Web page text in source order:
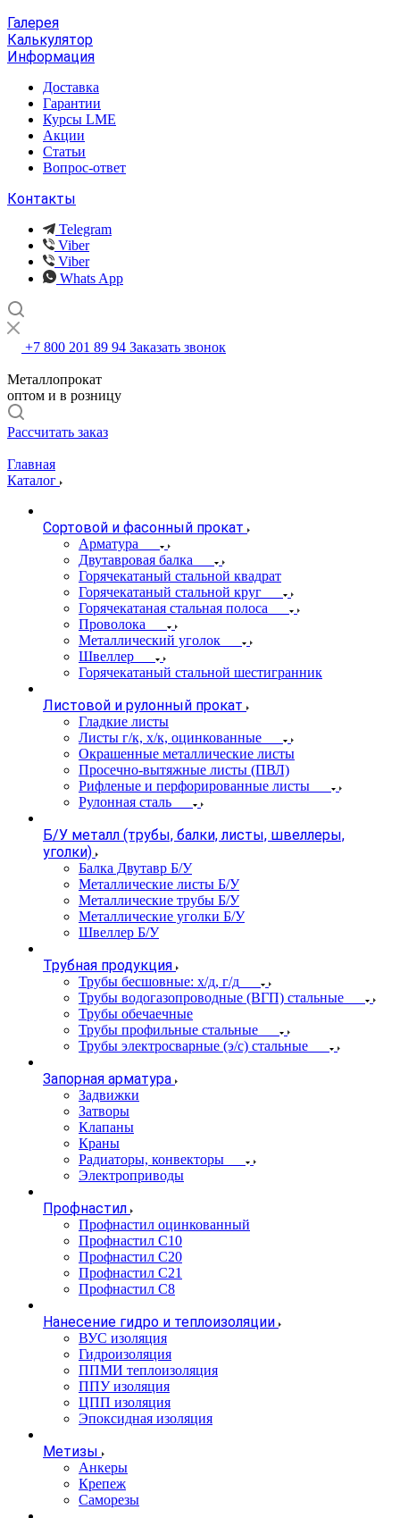
Галерея
Калькулятор
Информация
Доставка
Гарантии
Курсы LME
Акции
Статьи
Вопрос-ответ
Контакты
Telegram
Viber
Viber
Whats App
+7 800 201 89 94 Заказать звонок
Металлопрокат
оптом и в розницу
Рассчитать заказ
Главная
Каталог
Сортовой и фасонный прокат
Арматура
Двутавровая балка
Горячекатаный стальной квадрат
Горячекатаный стальной круг
Горячекатаная стальная полоса
Проволока
Металлический уголок
Швеллер
Горячекатаный стальной шестигранник
Листовой и рулонный прокат
Гладкие листы
Листы г/к, х/к, оцинкованные
Окрашенные металлические листы
Просечно-вытяжные листы (ПВЛ)
Рифленые и перфорированные листы
Рулонная сталь
Б/У металл (трубы, балки, листы, швеллеры,
уголки)
Балка Двутавр Б/У
Металлические листы Б/У
Металлические трубы Б/У
Металлические уголки Б/У
Швеллер Б/У
Трубная продукция
Трубы бесшовные: х/д, г/д
Трубы водогазопроводные (ВГП) стальные
Трубы обечаечные
Трубы профильные стальные
Трубы электросварные (э/с) стальные
Запорная арматура
Задвижки
Затворы
Клапаны
Краны
Радиаторы, конвекторы
Электроприводы
Профнастил
Профнастил оцинкованный
Профнастил С10
Профнастил С20
Профнастил С21
Профнастил С8
Нанесение гидро и теплоизоляции
ВУС изоляция
Гидроизоляция
ППМИ теплоизоляция
ППУ изоляция
ЦПП изоляция
Эпоксидная изоляция
Метизы
Анкеры
Крепеж
Саморезы